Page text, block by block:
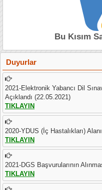
Bu Kısım
Duyurlar
2021-Elektronik Yabancı Dil
Açıklandı (22.05.2021)
TIKLAYIN
2020-YDUS (İç Hastalıkları)
TIKLAYIN
2021-DGS Başvurularının
TIKLAYIN